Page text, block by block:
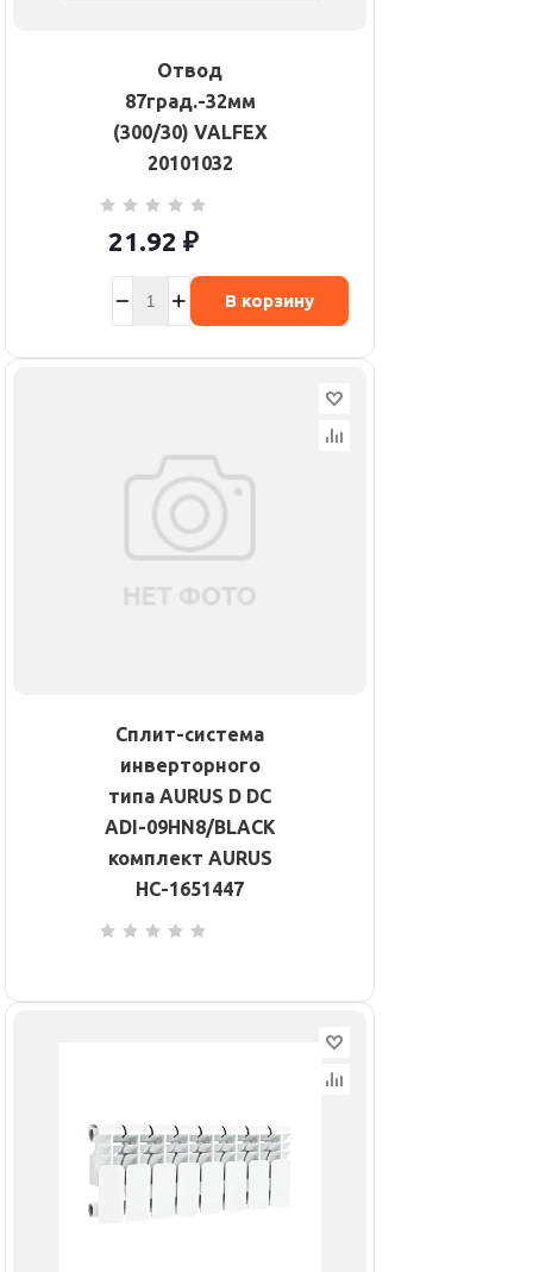
Отвод
87град.-32мм
(300/30) VALFEX
20101032
21.92 ₽
В корзину
Сплит-система
инверторного
типа AURUS D DC
ADI-09HN8/BLACK
комплект AURUS
НС-1651447